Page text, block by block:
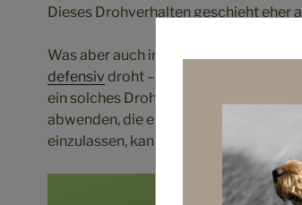
Dieses Drohverhalten geschieht eher
Was aber auch immer der Grund für
defensiv droht – der Hund sagt damit
ein solches Drohverhalten, ist
abwenden, die einzig sinnvolle
einzulassen, kann fatale Folgen haben.